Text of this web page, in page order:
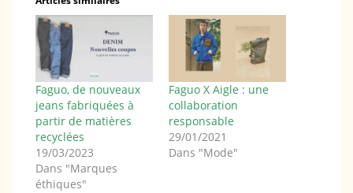
Faguo, de nouveaux
jeans fabriquées à
partir de matières
recyclées
19/03/2023
Dans "Marques
éthiques"
Faguo X Aigle : une
collaboration
responsable
29/01/2021
Dans "Mode"